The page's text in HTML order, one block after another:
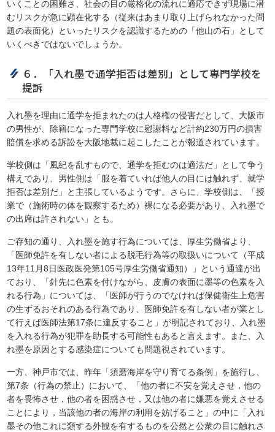
いくことの困難さ、社会の目の厳格化の流れに適応できず現場に潜
むリスクが急に顕在化する（従来はあまり取り上げられなかった問
題の表面化）といったリスクを認識するための「他山の石」として
いくべきではないでしょうか。
６．「入れ墨で通学拒否は差別」として専門学校を
提訴
入れ墨を理由に通学を拒まれたのは人格権の侵害だとして、大阪市
の男性が、除籍になった専門学校に慰謝料など計約230万円の損害
賠償を求める訴訟を大阪地裁に起こしたことが報道されています。
学校側は「風紀を乱すもので、通学を拒むのは適法だ」として争う
構えであり、男性側は「服を着ていれば他人の目には触れず、就学
拒否は差別だ」と主張しているようです。さらに、学校側は、「授
業で（施術時の体を観察するため）裸になる必要があり、入れ墨で
の出席は許されない」とも。
ご存知の通り、入れ墨を施す行為については、厚生労働省より、
「医師免許を有しない者による脱毛行為等の取扱いについて（平成
13年11月8日医政医発第105号厚生労働省通知）」という通達が出
ており、「針先に色素を付けながら、皮膚の表面に墨等の色素を入
れる行為」については、「医師が行うのでなければ保健衛生上危害
の生ずるおそれのある行為であり、医師免許を有しない者が業とし
て行えば医師法第17条に違反すること」が明記されており、入れ墨
を入れる行為が犯罪を助長する可能性もあると言えます。また、入
れ墨を原因とする感染症についても問題視されています。
一方、神戸市では、昨年「須磨海岸を守り育てる条例」を施行し、
第7条（行為の禁止）において、「他の者に不安を覚えさせ，他の
者を畏怖させ，他の者を困惑させ，又は他の者に嫌悪を覚えさせる
ことにより，当該他の者の海岸の利用を妨げること」の中に「入れ
墨その他これに類する外観を有するものを公然と公衆の目に触れさ